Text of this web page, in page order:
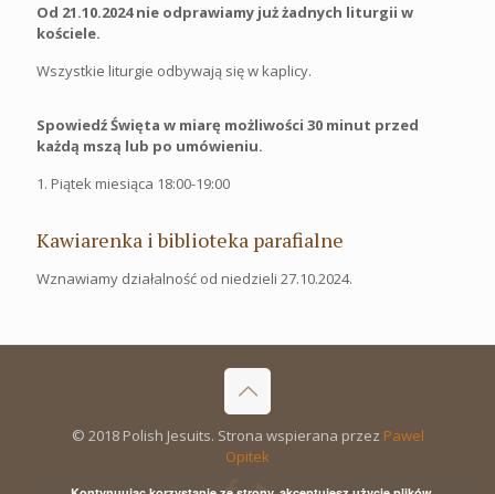
Od 21.10.2024 nie odprawiamy już żadnych liturgii w
kościele.
Wszystkie liturgie odbywają się w kaplicy.
Spowiedź Święta w miarę możliwości 30 minut przed
każdą mszą lub po umówieniu.
1. Piątek miesiąca 18:00-19:00
Kawiarenka i biblioteka parafialne
Wznawiamy działalność od niedzieli 27.10.2024.
© 2018 Polish Jesuits. Strona wspierana przez Pawel
Opitek